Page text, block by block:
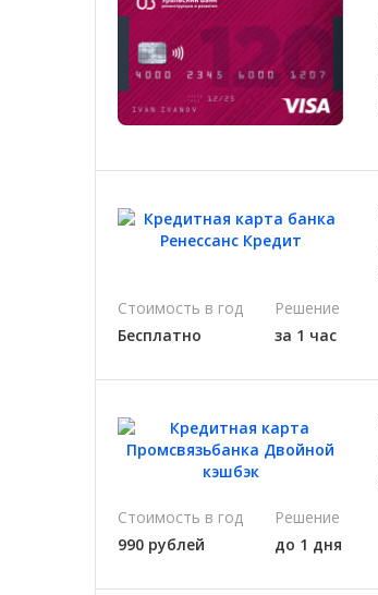
Стоимость в год
Бесплатно
Решение
за 1 час
Стоимость в год
990 рублей
Решение
до 1 дня